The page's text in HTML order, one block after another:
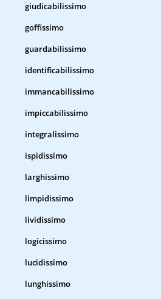
giudicabilissimo
goffissimo
guardabilissimo
identificabilissimo
immancabilissimo
impiccabilissimo
integralissimo
ispidissimo
larghissimo
limpidissimo
lividissimo
logicissimo
lucidissimo
lunghissimo